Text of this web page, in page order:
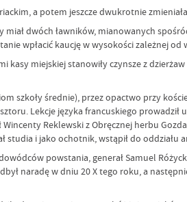
a potem jeszcze dwukrotnie
dwóch ławników, mianowanych
wpłacić kaucję w wysokości zależnej
kasy miejskiej stanowiły czynsze z
średnie), przez opactwo przy
Lekcje języka francuskiego
Reklewski z Obręcznej herbu
i jako ochotnik, wstąpił do oddziału
powstania, generał Samuel
naradę w dniu 20 X tego roku, a